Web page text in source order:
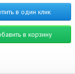
в один клик
в корзину